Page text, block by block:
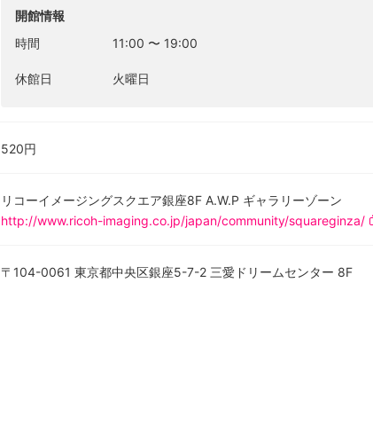
開館情報
時間
11:00 〜 19:00
休館日 火曜日
520円
リコーイメージングスクエア銀座8F A.W.P ギャラリーゾーン
http://www.ricoh-imaging.co.jp/japan/community/squareginza/
〒104-0061 東京都中央区銀座5-7-2 三愛ドリームセンター 8F